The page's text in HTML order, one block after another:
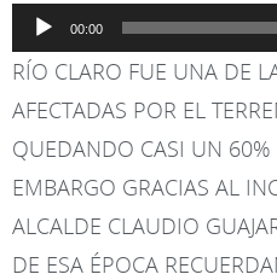
Reproductor
de
audio
00:00
RÍO CLARO FUE UNA DE
AFECTADAS POR EL
QUEDANDO CASI UN 60%
EMBARGO GRACIAS AL
ALCALDE CLAUDIO
DE ESA ÉPOCA